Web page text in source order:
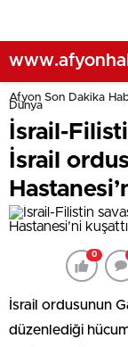
Afyon Son Dakika
Dünya
İsrail-
İsrail
0
İsrail ordusunun
düzenlediği